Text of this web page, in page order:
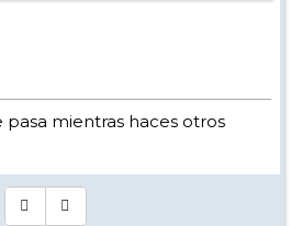
pasa mientras haces otros